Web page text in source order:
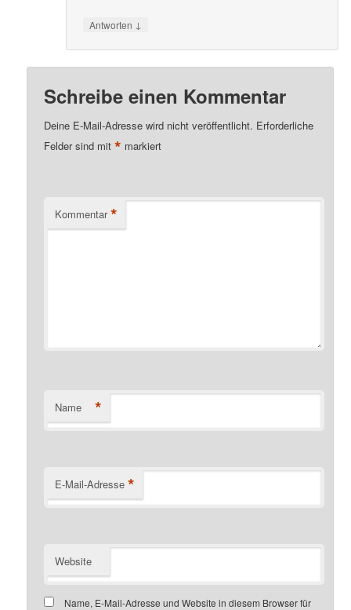
Antworten ↓
Schreibe einen Kommentar
Deine E-Mail-Adresse wird nicht veröffentlicht. Erforderliche
Felder sind mit* markiert
Kommentar *
Name *
E-Mail-Adresse *
Website
Name, E-Mail-Adresse und Website in diesem Browser für